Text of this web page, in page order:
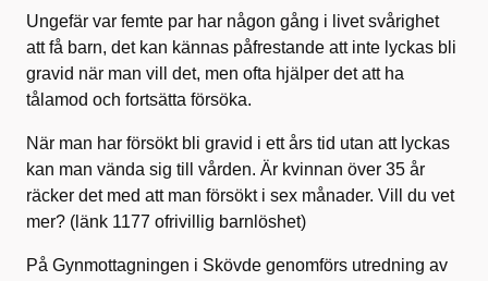
Ungefär var femte par har någon gång i livet svårighet
att få barn, det kan kännas påfrestande att inte lyckas bli
gravid när man vill det, men ofta hjälper det att ha
tålamod och fortsätta försöka.
När man har försökt bli gravid i ett års tid utan att lyckas
kan man vända sig till vården. Är kvinnan över 35 år
räcker det med att man försökt i sex månader. Vill du vet
mer? (länk 1177 ofrivillig barnlöshet)
På Gynmottagningen i Skövde genomförs utredning av